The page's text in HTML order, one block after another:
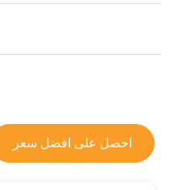
احصل على افضل سعر